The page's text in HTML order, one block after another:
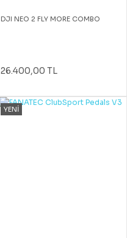
DJI NEO 2 FLY MORE COMBO
26.400,00 TL
YENİ